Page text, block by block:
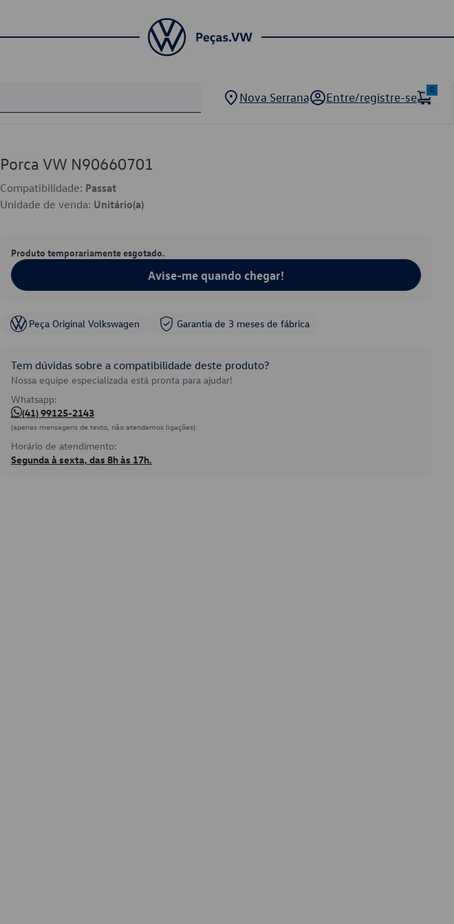
Nova Serrana Entre/registre-se
0
Porca VW N90660701
Compatibilidade: Passat
Unidade de venda: Unitário(a)
Produto temporariamente esgotado.
Avise-me quando chegar!
Peça Original Volkswagen Garantia de 3 meses de fábrica
Tem dúvidas sobre a compatibilidade deste produto?
Nossa equipe especializada está pronta para ajudar!
Whatsapp:
(41) 99125-2143
(apenas mensagens de texto, não atendemos ligações)
Horário de atendimento:
Segunda à sexta, das 8h às 17h.